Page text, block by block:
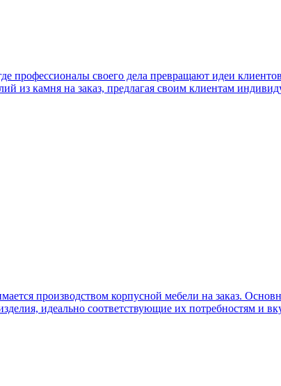
профессионалы своего дела превращают идеи
из камня на заказ, предлагая своим клиентам
производством корпусной мебели на заказ.
идеально соответствующие их потребностям и